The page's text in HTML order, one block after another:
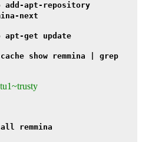
add-apt-repository
next
apt-get update
show remmina | grep
remmina